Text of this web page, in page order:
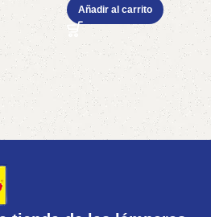
Añadir al carrito